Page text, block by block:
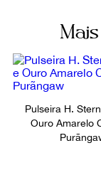
Pulseira H.
Ouro Amarelo